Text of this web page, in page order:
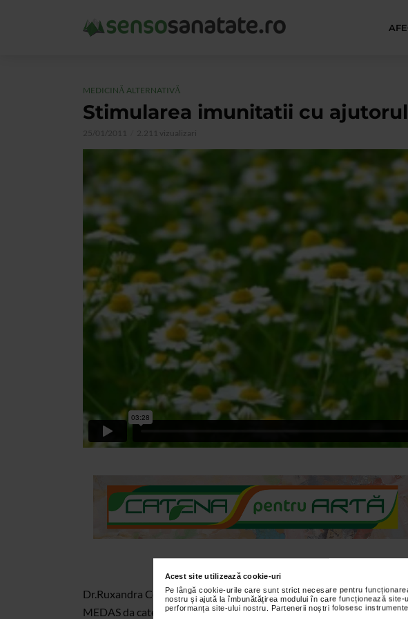
Acest site utilizează cookie-uri
Pe lângă cookie-urile care sunt strict necesare pentru
nostru și ajută la îmbunătățirea modului în care funcționează
performanța site-ului nostru. Partenerii noștri folosesc
MEDICINĂ ALTERNATIVĂ
Stimularea imunitatii cu
25/01/2011 2.211 vizualizari
Dr.Ruxandra Constantina - medic specialist medicina de familie -
MEDAS da cateva sfaturi privind intarirea imunitatii organismului